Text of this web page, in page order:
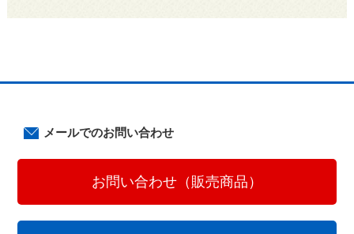
メールでのお問い合わせ
お問い合わせ（販売商品）